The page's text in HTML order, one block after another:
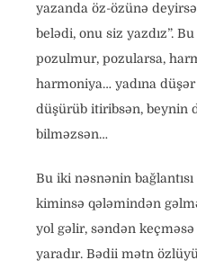
yazanda öz-özünə
belədi, onu siz yazdız”.
pozulmur, pozularsa,
harmoniya… yadına
düşürüb itiribsən, beynin
bilməzsən…
Bu iki nəsnənin bağlantısı
kiminsə qələmindən
yol gəlir, səndən
yaradır. Bədii mətn